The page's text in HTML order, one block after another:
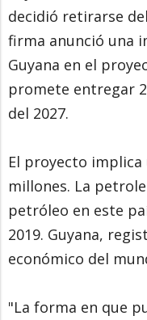
decidió retirarse
firma anunció una
Guyana en el
promete entregar
del 2027.
El proyecto implica
millones. La
petróleo en este
2019. Guyana,
económico del
"La forma en que